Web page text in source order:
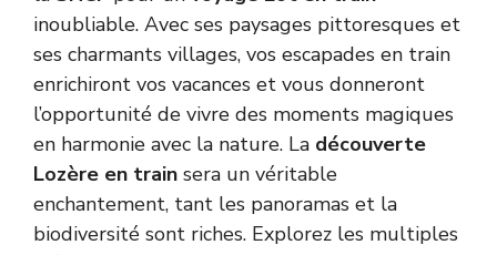
inoubliable. Avec ses paysages pittoresques et
ses charmants villages, vos escapades en train
enrichiront vos vacances et vous donneront
l’opportunité de vivre des moments magiques
en harmonie avec la nature. La découverte
Lozère en train sera un véritable
enchantement, tant les panoramas et la
biodiversité sont riches. Explorez les multiples